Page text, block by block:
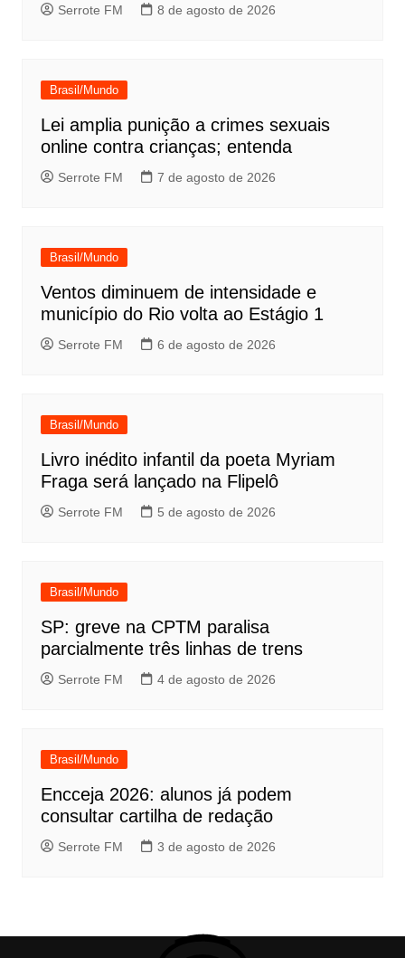
Serrote FM 8 de agosto de 2026
Brasil/Mundo
Lei amplia punição a crimes sexuais
online contra crianças; entenda
Serrote FM 7 de agosto de 2026
Brasil/Mundo
Ventos diminuem de intensidade e
município do Rio volta ao Estágio 1
Serrote FM 6 de agosto de 2026
Brasil/Mundo
Livro inédito infantil da poeta Myriam
Fraga será lançado na Flipelô
Serrote FM 5 de agosto de 2026
Brasil/Mundo
SP: greve na CPTM paralisa
parcialmente três linhas de trens
Serrote FM 4 de agosto de 2026
Brasil/Mundo
Encceja 2026: alunos já podem
consultar cartilha de redação
Serrote FM 3 de agosto de 2026